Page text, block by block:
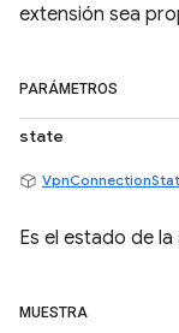
extensión sea
PARÁMETROS
state
Es el estado de
MUESTRA